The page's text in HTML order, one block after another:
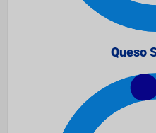
Queso